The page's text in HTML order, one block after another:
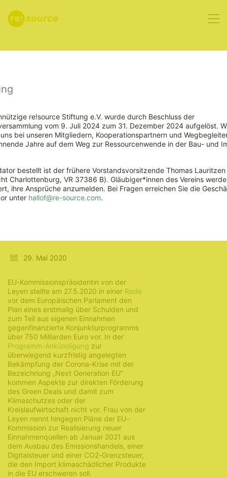
Vernachlässigt
Konjunkturprogramm
den
29. Mai 2020
EU-Kommissionspräsidentin von der
Leyen stellte am 27.5.2020 in einer Rede
vor dem Europäischen Parlament den
Plan eines erstmalig über Schulden und
zum Teil aus eigenen Einnahmen
gegenfinanzierte Konjunkturprogramms
über 750 Milliarden Euro vor. In der
Programm-Ankündigung zur
überwiegend kurzfristig angelegten
Bekämpfung der Corona-Krise mit der
Bezeichnung „Next Generation EU“
kommen Aspekte zur direkten Förderung
des Green Deals und damit zum
Klimaschutzes oder der
Kreislaufwirtschaft nicht vor. Frau von der
Leyen nennt hingegen Pläne der EU-
Kommission zur Realisierung neuer
Einnahmenquellen ab Januar 2021 aus
dem Ausbau des Emissionshandels, einer
Digitalsteuer und einer CO2-Grenzsteuer,
die den Import klimaschädlicher Produkte
in die EU erschweren soll.
re!source Stiftung e.V. wurde durch Beschluss der
vom 9. Juli 2024 zum 31. Dezember 2024 aufgelöst.
bei unseren Mitgliedern, Kooperationspartnern und
Jahre auf dem Weg zur Ressourcenwende in der Bau- und
bestellt ist der frühere Vorstandsvorsitzende Thomas Lauritzen
Charlottenburg, VR 37386 B). Gläubiger*innen des Vereins
ihre Ansprüche anzumelden. Bei Fragen erreichen Sie die
unter hallof@re-source.com.